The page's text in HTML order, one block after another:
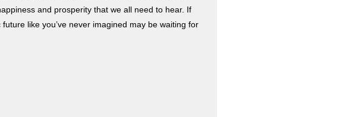
and prosperity that we all need to hear. If
like you’ve never imagined may be waiting for